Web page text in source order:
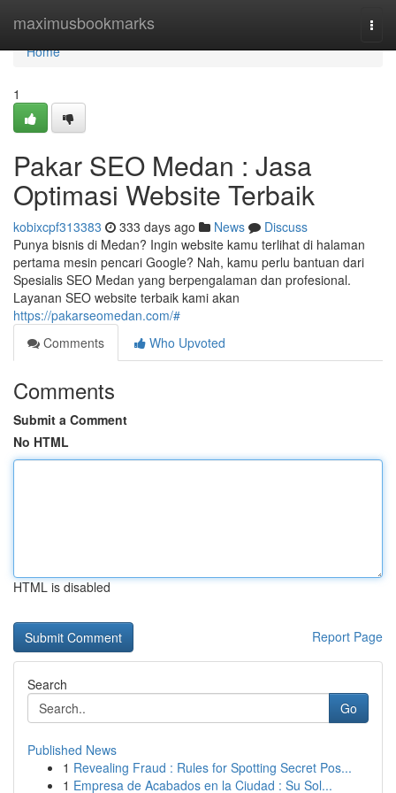
maximusbookmarks
Home
Home
1
Pakar SEO Medan : Jasa
Optimasi Website Terbaik
kobixcpf313383 333 days ago News
Discuss
Punya bisnis di Medan? Ingin website kamu terlihat di halaman
pertama mesin pencari Google? Nah, kamu perlu bantuan dari
Spesialis SEO Medan yang berpengalaman dan profesional.
Layanan SEO website terbaik kami akan
https://pakarseomedan.com/#
Comments
Who Upvoted
Comments
Submit a Comment
No HTML
HTML is disabled
Report Page
Search
Go
Published News
1 Revealing Fraud : Rules for Spotting Secret Pos...
1 Empresa de Acabados en la Ciudad : Su Sol...